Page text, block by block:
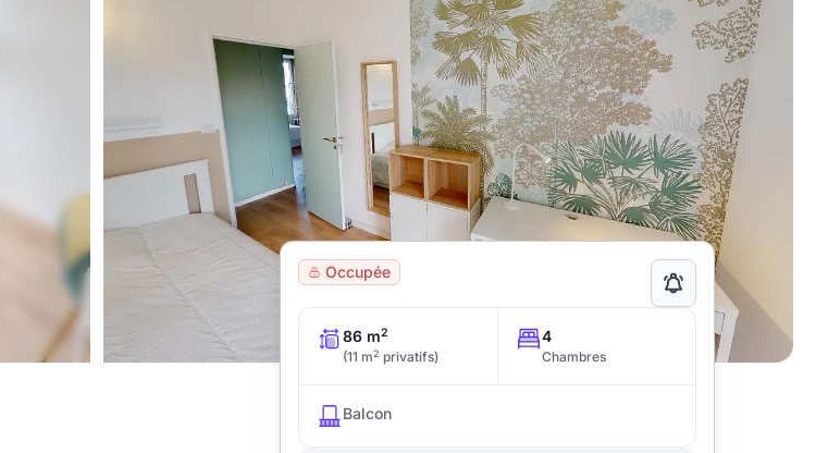
Occupée
86 m2
(11 m2 privatifs)
4
Chambres
Balcon